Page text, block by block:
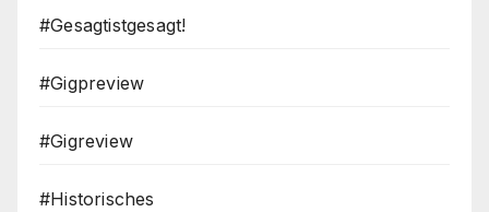
#Gesagtistgesagt!
#Gigpreview
#Gigreview
#Historisches